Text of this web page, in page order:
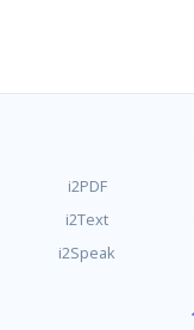
i2PDF
i2Text
i2Speak